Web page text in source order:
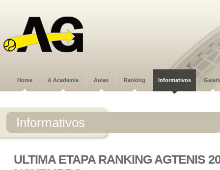
Home A Academia Aulas Ranking Informativos
Informativos
ULTIMA ETAPA RANKING AGTENIS